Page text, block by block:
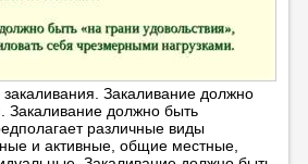
Закаливание должно
Закаливание должно быть
различные виды
и активные, общие местные,